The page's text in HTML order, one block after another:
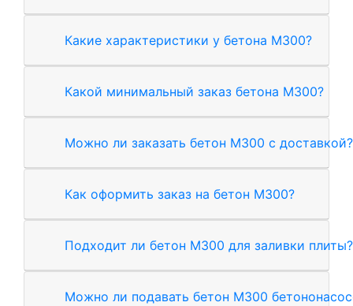
Какие характеристики у бетона М300?
Какой минимальный заказ бетона М300?
Можно ли заказать бетон М300 с доставкой?
Как оформить заказ на бетон М300?
Подходит ли бетон М300 для заливки плиты?
Можно ли подавать бетон М300